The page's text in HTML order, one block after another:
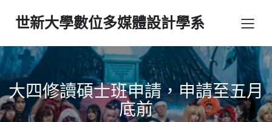
世新大學數位多媒體設計學系
大四修讀碩士班申請，申請至五月
底前